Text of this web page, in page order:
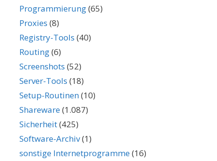
Programmierung(65)
Proxies (8)
Registry-Tools (40)
Routing(6)
Screenshots (52)
Server-Tools (18)
Setup-Routinen(10)
Shareware(1.087)
Sicherheit(425)
Software-Archiv(1)
sonstige Internetprogramme(16)